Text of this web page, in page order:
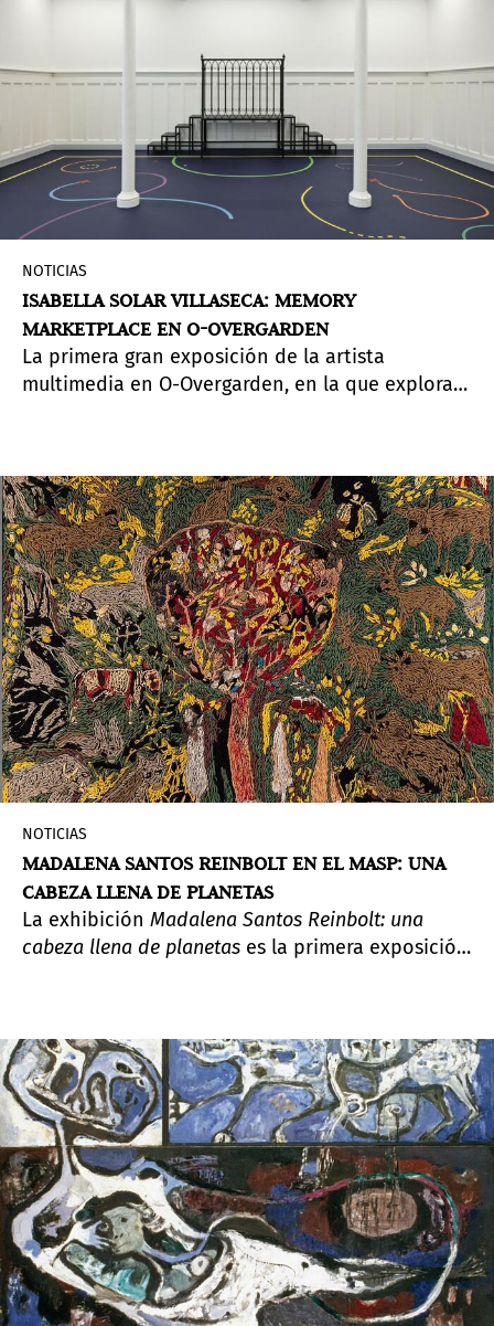
NOTICIAS
ISABELLA SOLAR VILLASECA: MEMORY
MARKETPLACE EN O-OVERGARDEN
La primera gran exposición de la artista
multimedia en O-Overgarden, en la que explora
NOTICIAS
MADALENA SANTOS REINBOLT EN EL MASP: UNA
CABEZA LLENA DE PLANETAS
La exhibición Madalena Santos Reinbolt: una
cabeza llena de planetas es la primera exposición